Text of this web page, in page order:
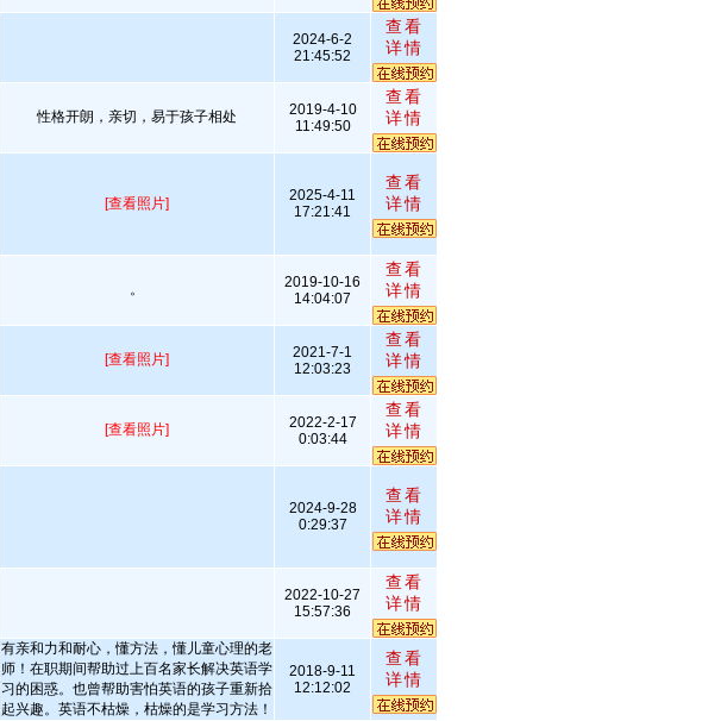
2024-6-2
21:45:52
查看
详情
性格开朗，亲切，易于孩子相处
2019-4-10
11:49:50
查看
详情
[查看照片]
2025-4-11
17:21:41
查看
详情
。
2019-10-16
14:04:07
查看
详情
[查看照片]
2021-7-1
12:03:23
查看
详情
[查看照片]
2022-2-17
0:03:44
查看
详情
2024-9-28
0:29:37
查看
详情
2022-10-27
15:57:36
查看
详情
有亲和力和耐心，懂方法，懂儿童心理的老
师！在职期间帮助过上百名家长解决英语学
习的困惑。也曾帮助害怕英语的孩子重新拾
起兴趣。英语不枯燥，枯燥的是学习方法！
2018-9-11
12:12:02
查看
详情